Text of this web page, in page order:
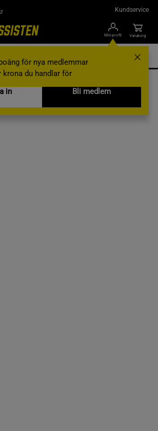
Kundservice
Min profil
för nya medlemmar
krona du handlar för
in
Bli medlem
Varukorg
Herr /Träningslinnen
T-Back, Black/Desert, S